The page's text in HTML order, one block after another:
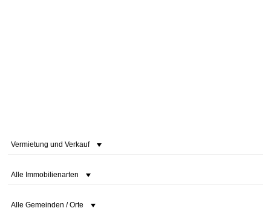
Vermietung und Verkauf
Alle Immobilienarten
Alle Gemeinden / Orte